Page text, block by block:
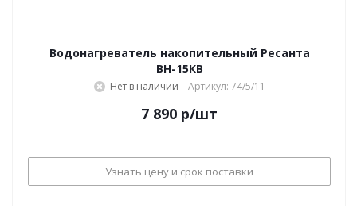
Водонагреватель накопительный Ресанта
ВН-15КВ
Нет в наличии Артикул: 74/5/11
7 890 р/шт
Узнать цену и срок поставки